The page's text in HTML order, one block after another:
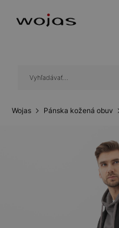
Wojas Pánska kožená obuv